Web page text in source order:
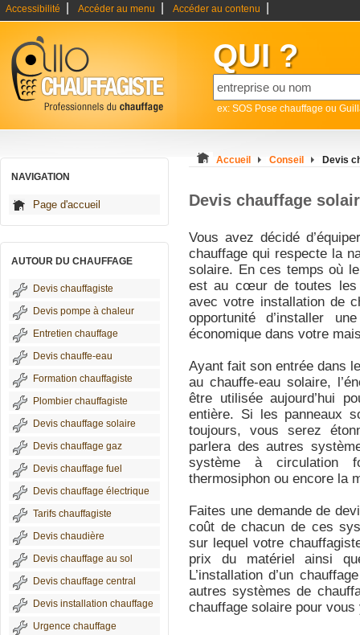
Accessibilité Accéder au menu Accéder au contenu
QUI ?
ex: SOS Pose chauffage ou
NAVIGATION
Page d'accueil
AUTOUR DU CHAUFFAGE
Devis chauffagiste
Devis pompe à chaleur
Entretien chauffage
Devis chauffe-eau
Formation chauffagiste
Plombier chauffagiste
Devis chauffage solaire
Devis chauffage gaz
Devis chauffage fuel
Devis chauffage électrique
Tarifs chauffagiste
Devis chaudière
Devis chauffage au sol
Devis chauffage central
Devis installation chauffage
Urgence chauffage
Accueil Conseil Devis
Devis chauffage
Vous avez décidé
chauffage qui respecte la
solaire. En ces temps où
est au cœur de toutes les
avec votre installation de
opportunité d’installer
économique dans votre
Ayant fait son entrée dans
au chauffe-eau solaire,
être utilisée aujourd’hui
entière. Si les panneaux
toujours, vous serez
parlera des autres
système à circulation
thermosiphon ou encore la
Faites une demande de
coût de chacun de ces
sur lequel votre
prix du matériel ainsi
L’installation d’un
autres systèmes de
chauffage solaire pour vous